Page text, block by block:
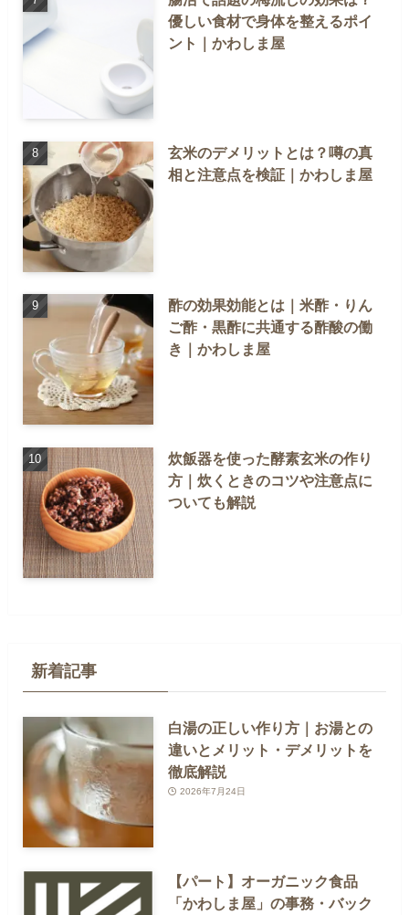
優しい食材で身体を整えるポイ
ント｜かわしま屋
玄米のデメリットとは？噂の真
相と注意点を検証｜かわしま屋
酢の効果効能とは｜米酢・りん
ご酢・黒酢に共通する酢酸の働
き｜かわしま屋
炊飯器を使った酵素玄米の作り
方｜炊くときのコツや注意点に
ついても解説
新着記事
白湯の正しい作り方｜お湯との
違いとメリット・デメリットを
徹底解説
2026年7月24日
【パート】オーガニック食品
「かわしま屋」の事務・バック